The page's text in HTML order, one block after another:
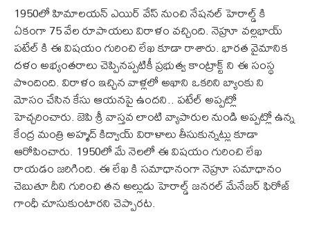
1950లో హిమాలయన్ ఎయిర్ వేస్ నుంచి నేషనల్ హెరాల్డ్ కి
ఏకంగా 75 వేల రూపాయలు విరాళం వచ్చింది. నెహ్రూ వల్లభాయ్
పటేల్ కి ఈ విషయం గురించి లేఖ కూడా రాశారు. భారత వైమానిక
దళం అభ్యంతరాలు చెప్పినప్పటికీ ప్రభుత్వ కాంట్రాక్ట్ ని ఈ సంస్థ
పొందింది. విరాళం ఇచ్చిన వాళ్లలో అఖాని ఒకరిని బ్యాంకు ని
మోసం చేసిన కేసు ఆయనపై ఉందని.. పటేల్ అప్పట్లో
హెచ్చరించారు. జెపి శ్రీ వాస్తవ లాంటి వ్యాపారుల నుండి అప్పట్లో ఉన్న
కేంద్ర మంత్రి అహ్మద్ కిద్వాయ్ విరాళాలు తీసుకున్నట్లు కూడా
ఆరోపించారు. 1950లో మే నెలలో ఈ విషయం గురించి లేఖ
రాయడం జరిగింది. ఈ లేఖ కి సమాధానంగా నెహ్రూ సమాధానం
చెబుతూ దీని గురించి తన అల్లుడు హెరాల్డ్ జనరల్ మేనేజర్ ఫిరోజ్
గాంధీ చూసుకుంటారని చెప్పారట.